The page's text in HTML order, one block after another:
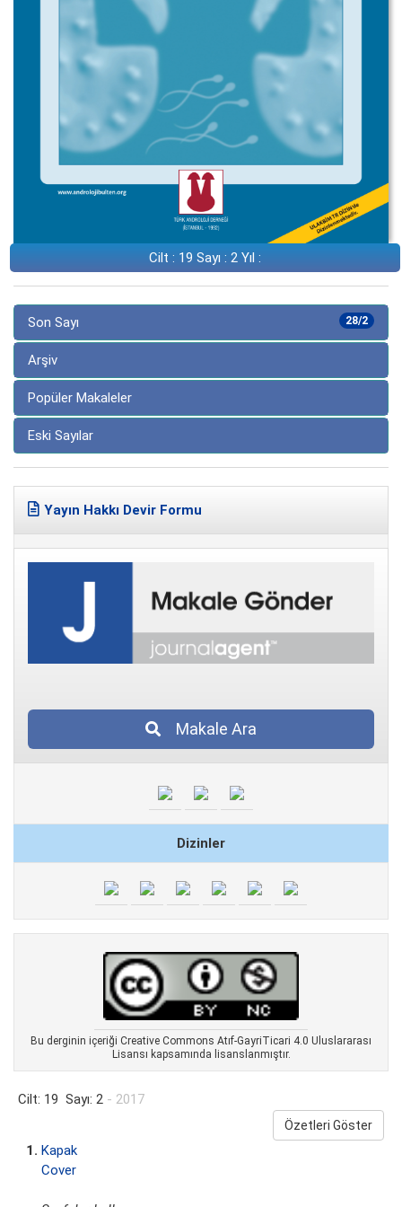
Cilt : 19 Sayı : 2 Yıl :
28/2
Son Sayı
Arşiv
Popüler Makaleler
Eski Sayılar
Yayın Hakkı Devir Formu
Makale Ara
Dizinler
Bu derginin içeriği Creative Commons Atıf-GayriTicari 4.0 Uluslararası
Lisansı kapsamında lisanslanmıştır.
Cilt: 19 Sayı: 2 - 2017
Özetleri Göster
1. Kapak
Cover